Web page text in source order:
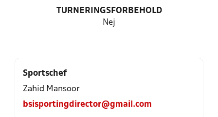
TURNERINGSFORBEHOLD
Nej
Sportschef
Zahid Mansoor
bsisportingdirector@gmail.com